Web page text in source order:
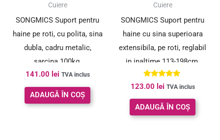
Cuiere
SONGMICS Suport pentru
haine pe roti, cu polita, sina
dubla, cadru metalic,
sarcina 100kg,
53x104x155cm, negru
141.00 lei TVA inclus
ADAUGĂ ÎN COȘ
Cuiere
SONGMICS Suport pentru
haine cu sina superioara
extensibila, pe roti, reglabil
in inaltime 113-198cm,
argintiu
Evaluat la
5.00
din 5
123.00 lei TVA inclus
ADAUGĂ ÎN COȘ